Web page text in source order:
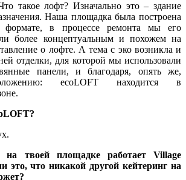
такое лофт? Изначально это – здание
Наша площадка была построена
в процессе ремонта мы его
более концептуальным и похожем на
о лофте. А тема с эко возникла и
отделки, для которой мы использовали
панели, и благодаря, опять же,
ecoLOFT находится в
твоей площадке работает Village
это, что никакой другой кейтеринг на